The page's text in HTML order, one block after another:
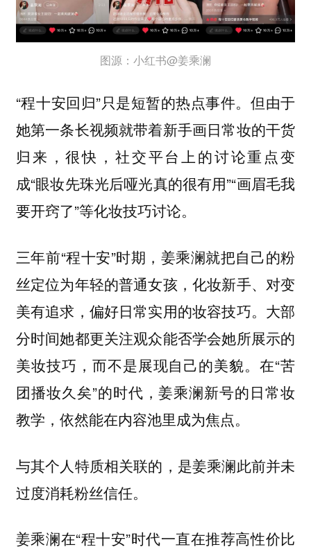
图源：小红书@姜乘澜
“程十安回归”只是短暂的热点事件。但由于
她第一条长视频就带着新手画日常妆的干货
归来，很快，社交平台上的讨论重点变
成“眼妆先珠光后哑光真的很有用”“画眉毛我
要开窍了”等化妆技巧讨论。
三年前“程十安”时期，姜乘澜就把自己的粉
丝定位为年轻的普通女孩，化妆新手、对变
美有追求，偏好日常实用的妆容技巧。大部
分时间她都更关注观众能否学会她所展示的
美妆技巧，而不是展现自己的美貌。在“苦
团播妆久矣”的时代，姜乘澜新号的日常妆
教学，依然能在内容池里成为焦点。
与其个人特质相关联的，是姜乘澜此前并未
过度消耗粉丝信任。
姜乘澜在“程十安”时代一直在推荐高性价比